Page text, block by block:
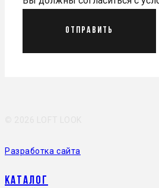
Отправить
Разработка сайта
Каталог